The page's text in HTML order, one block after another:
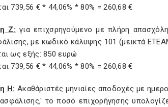
739,56 € * 44,06% * 80% = 260,68 €
Ζ: για επιχσρηγούμενο με πλήρη
με κωδικό κάλυψης 101 (μεικτά
ως εξής: 850 ευρώ
739,56 € * 44,06% * 80% = 260,68 €
Η: Ακαθάριστές μηνιαίες αποδοχές με
το ποσό επιχορήγησης